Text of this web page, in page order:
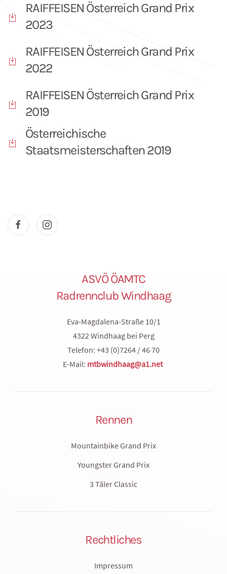
RAIFFEISEN Österreich Grand Prix
2023
RAIFFEISEN Österreich Grand Prix
2022
RAIFFEISEN Österreich Grand Prix
2019
Österreichische
Staatsmeisterschaften 2019
ASVÖ ÖAMTC
Radrennclub Windhaag
Eva-Magdalena-Straße 10/1
4322 Windhaag bei Perg
Telefon: +43 (0)7264 / 46 70
E-Mail: mtbwindhaag@a1.net
Rennen
Mountainbike Grand Prix
Youngster Grand Prix
3 Täler Classic
Rechtliches
Impressum